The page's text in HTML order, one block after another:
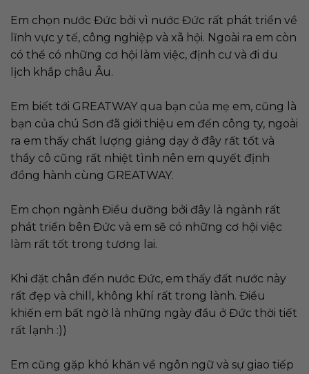
Em chọn nước Đức bởi vì nước Đức rất phát triển về
lĩnh vực y tế, công nghiệp và xã hội. Ngoài ra em còn
có thể có những cơ hội làm việc, định cư và đi du
lịch khắp châu Âu.
Em biết tới GREATWAY qua bạn của mẹ em, cũng là
bạn của chú Sơn đã giới thiệu em đến công ty, ngoài
ra em thấy chất lượng giảng dạy ở đây rất tốt và
thầy cô cũng rất nhiệt tình nên em quyết định
đồng hành cùng GREATWAY.
Em chọn ngành Điều dưỡng bởi đây là ngành rất
phát triển bên Đức và em sẽ có những cơ hội việc
làm rất tốt trong tương lai.
Khi đặt chân đến nước Đức, em thấy đất nước này
rất đẹp và chill, không khí rất trong lành. Điều
khiến em bất ngờ là những ngày đầu ở Đức thời tiết
rất lạnh :))
Em cũng gặp khó khăn về ngôn ngữ và sự giao tiếp